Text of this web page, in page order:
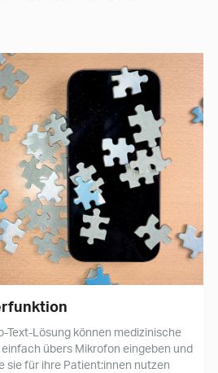
Text-Lösung können medizinische
übers Mikrofon eingeben und
sie für ihre Patient:innen nutzen